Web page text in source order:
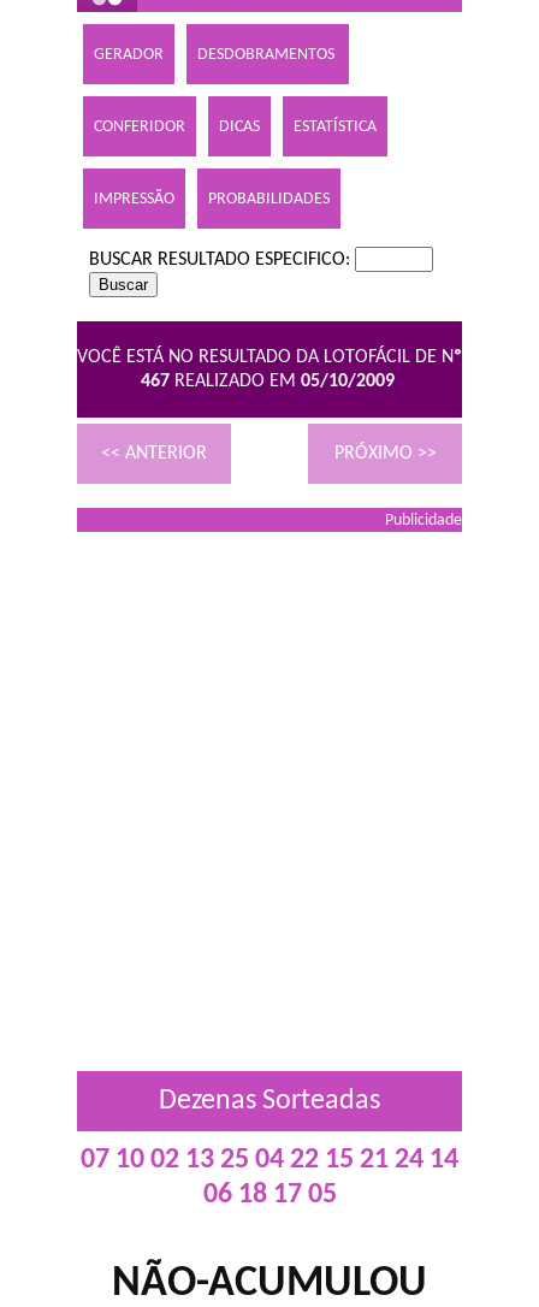
GERADOR DESDOBRAMENTOS
CONFERIDOR DICAS ESTATÍSTICA
IMPRESSÃO PROBABILIDADES
BUSCAR RESULTADO ESPECIFICO:
VOCÊ ESTÁ NO RESULTADO DA LOTOFÁCIL DE Nº
467 REALIZADO EM 05/10/2009
<< ANTERIOR PRÓXIMO >>
Publicidade
Dezenas Sorteadas
07 10 02 13 25 04 22 15 21 24 14
06 18 17 05
NÃO-ACUMULOU